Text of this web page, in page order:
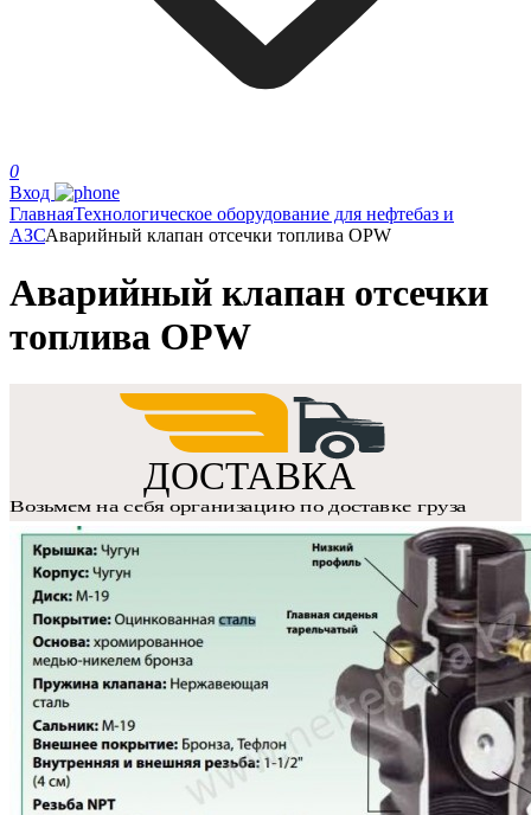
0
Вход
ГлавнаяТехнологическое оборудование для нефтебаз и
АЗСАварийный клапан отсечки топлива OPW
Аварийный клапан отсечки
топлива OPW